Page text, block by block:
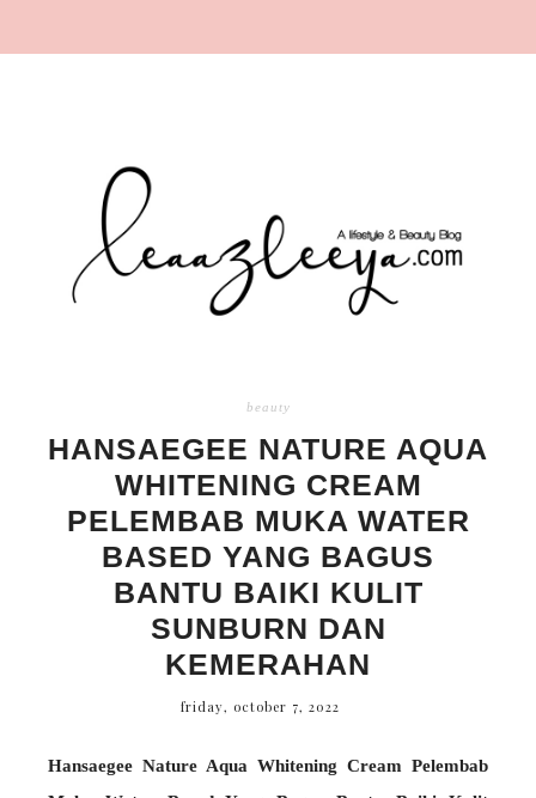
beauty
HANSAEGEE NATURE AQUA
WHITENING CREAM
PELEMBAB MUKA WATER
BASED YANG BAGUS
BANTU BAIKI KULIT
SUNBURN DAN
KEMERAHAN
friday, october 7, 2022
Hansaegee Nature Aqua Whitening Cream Pelembab